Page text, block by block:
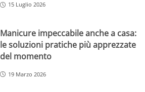
15 Luglio 2026
Manicure impeccabile anche a casa:
le soluzioni pratiche più apprezzate
del momento
19 Marzo 2026